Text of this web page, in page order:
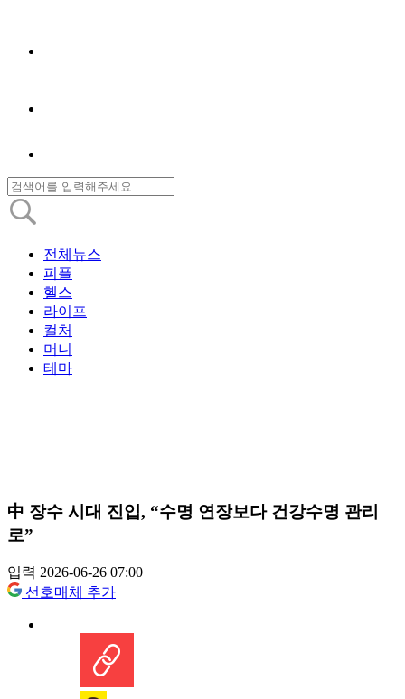
전체뉴스
피플
헬스
라이프
컬처
머니
테마
中 장수 시대 진입, “수명 연장보다 건강수명 관리
로”
입력 2026-06-26 07:00
선호매체 추가